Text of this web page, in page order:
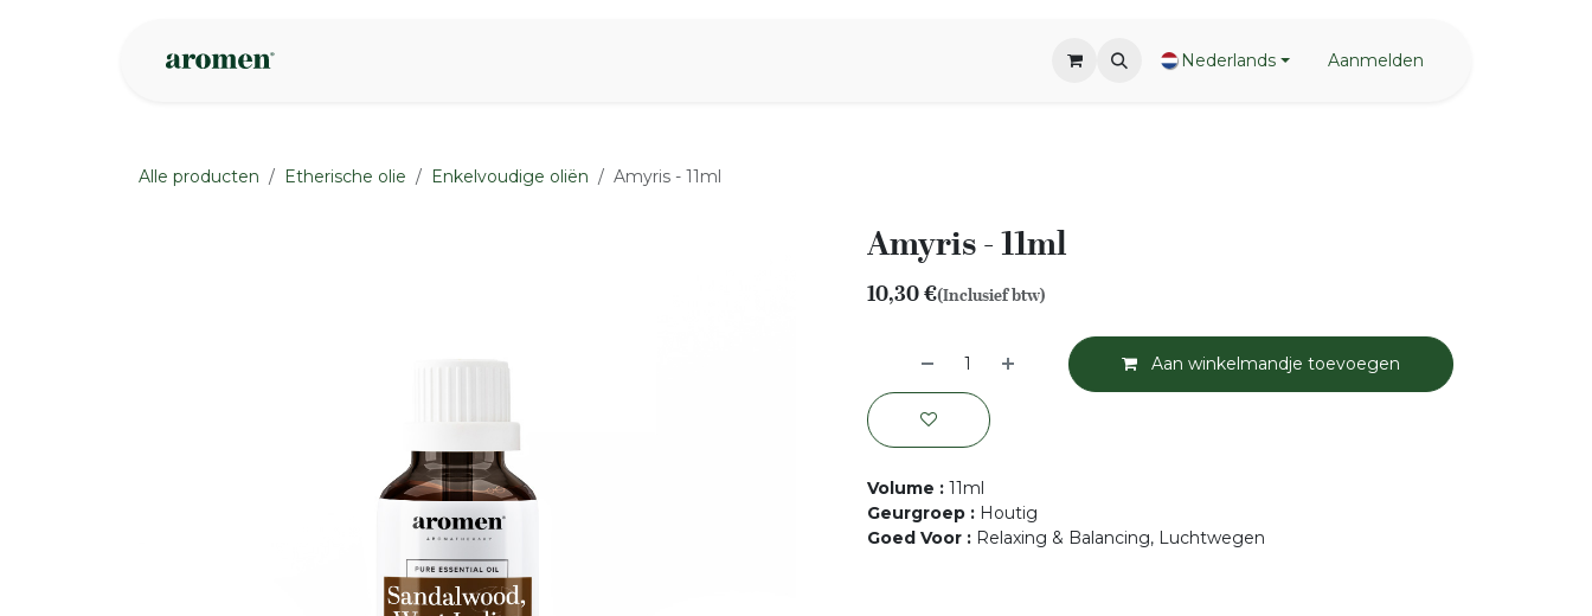
Nederlands Aanmelden
Alle producten Etherische olie Enkelvoudige oliën Amyris - 11ml
Amyris - 11ml
10,30€(Inclusief btw)
Aan winkelmandje toevoegen
Volume : 11ml
Geurgroep : Houtig
Goed Voor : Relaxing & Balancing, Luchtwegen